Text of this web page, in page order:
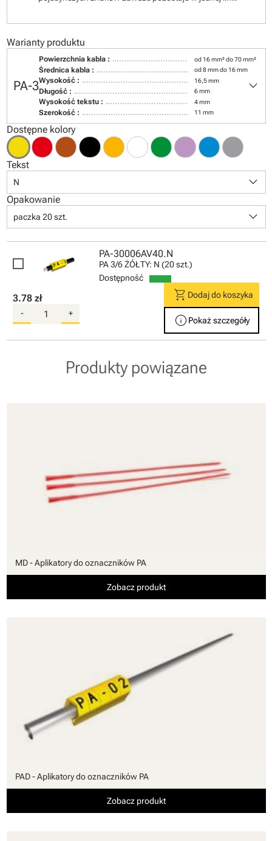
Warianty produktu
PA-3
Powierzchnia kabla : od 16 mm² do 70 mm²
Średnica kabla : od 8 mm do 16 mm
Wysokość : 16,5 mm
Długość : 6 mm
Wysokość tekstu : 4 mm
Szerokość : 11 mm
keyboard_arrow_down
Dostępne kolory
Tekst
N keyboard_arrow_down
Opakowanie
paczka 20 szt. keyboard_arrow_down
PA-30006AV40.N
PA 3/6 ŻÓŁTY: N (20 szt.)
Dostępność
3.78 zł
- +
shopping_cart Dodaj do koszyka
info Pokaż szczegóły
Produkty powiązane
MD - Aplikatory do oznaczników PA
Zobacz produkt
PAD - Aplikatory do oznaczników PA
Zobacz produkt